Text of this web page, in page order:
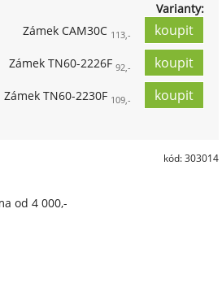
Varianty:
Zámek CAM30C 113,-
Zámek TN60-2226F 92,-
Zámek TN60-2230F 109,-
kód: 303014
od 4 000,-